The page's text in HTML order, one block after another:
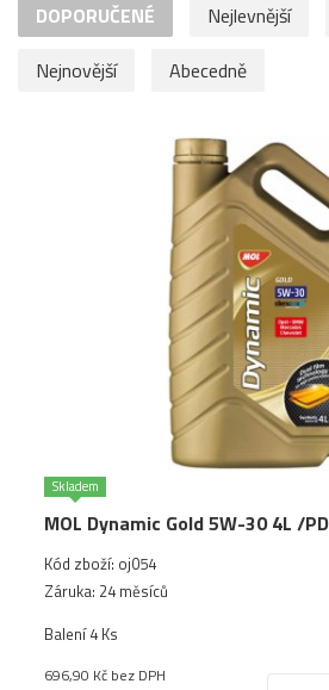
DOPORUČENÉ Nejlevnější
Nejnovější
Abecedně
Skladem
MOL Dynamic Gold 5W-30 4L /
Kód zboží: oj054
Záruka: 24 měsíců
Balení 4 Ks
696,90 Kč bez DPH